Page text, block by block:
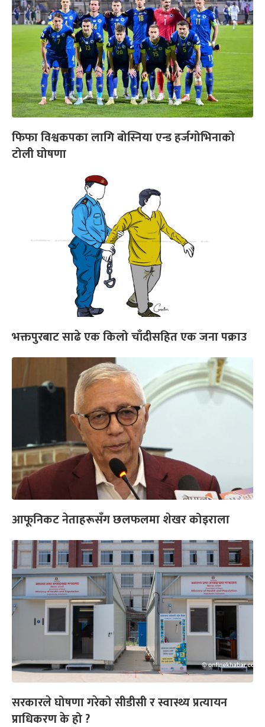
फिफा विश्वकपका लागि बोस्निया एन्ड हर्जगोभिनाको
टोली घोषणा
भक्तपुरबाट साढे एक किलो चाँदीसहित एक जना पक्राउ
आफूनिकट नेताहरूसँग छलफलमा शेखर कोइराला
सरकारले घोषणा गरेको सीडीसी र स्वास्थ्य प्रत्यायन
प्राधिकरण के हो ?